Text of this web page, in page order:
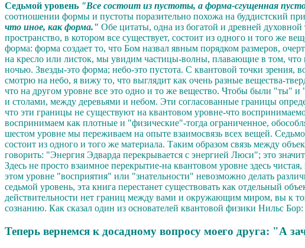
Седьмой уровень "Все состоит из пустоты, а форма-сгущенная
соотношении формы и пустоты поразительно похожа на буддистский
что иное, как форма." Обе цитаты, одна из богатой и древней
пространство, в котором все существует, состоит из одного и того же
форма: форма создает то, что Бом назвал явным порядком размеров,
на кресло или листок, мы увидим частицы-волны, плавающие в том,
ночью. Звезды-это форма; небо-это пустота. С квантовой точки зрения,
смотрю на небо, я вижу то, что выглядит как очень разные вещества-
что на другом уровне все это одно и то же вещество. Чтобы были "ты"
и столами, между деревьями и небом. Эти согласованные границы
что эти границы не существуют на квантовом уровне-что
воспринимаем как плотные и "физические"-тогда ограниченное,
шестом уровне мы переживаем на опыте взаимосвязь всех вещей.
состоит из одного и того же материала. Таким образом связь между
говорить: "Энергия Эдварда перекрывается с энергией Люси"; это
Здесь не просто взаимное перекрытие-на квантовом уровне здесь
этом уровне "восприятия" или "знательности" невозможно делать
седьмой уровень, эта книга перестанет существовать как отдельный
действительности нет границ между вами и окружающим миром, вы к
сознанию. Как сказал один из основателей квантовой физики Нильс
Теперь вернемся к досадному вопросу моего друга: "А